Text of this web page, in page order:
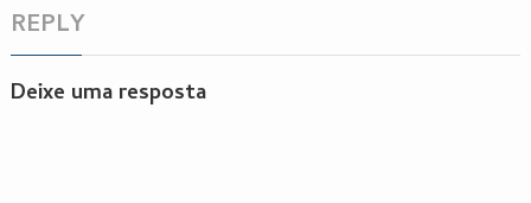
REPLY
Deixe uma resposta